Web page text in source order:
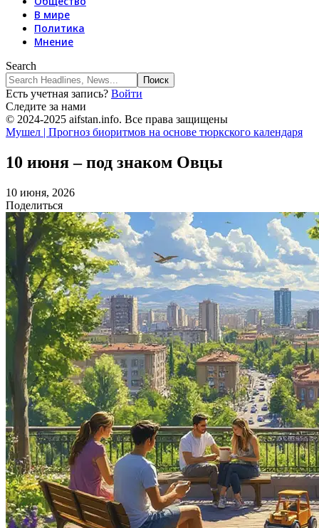
В мире
Политика
Мнение
Search
Есть учетная запись? Войти
Следите за нами
© 2024-2025 aifstan.info. Все права защищены
Мушел | Прогноз биоритмов на основе тюркского календаря
10 июня – под знаком Овцы
10 июня, 2026
Поделиться